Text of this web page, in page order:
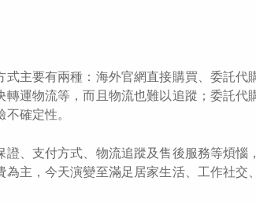
主要有兩種：海外官網直接購買、委託代
運物流等，而且物流也難以追蹤；委託代
確定性。
、支付方式、物流追蹤及售後服務等煩惱
主，今天演變至滿足居家生活、工作社交